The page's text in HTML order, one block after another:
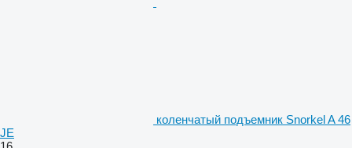
коленчатый подъемник Snorkel A 46
JE